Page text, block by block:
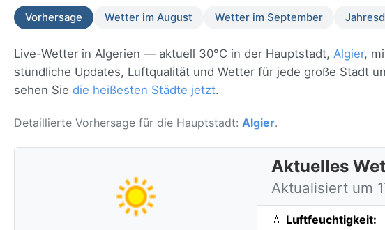
Vorhersage Wetter im August Wetter im September
Live-Wetter in Algerien — aktuell 30°C in der Hauptstadt, Algier,
stündliche Updates, Luftqualität und Wetter für jede große Stadt
sehen Sie die heißesten Städte jetzt.
Detaillierte Vorhersage für die Hauptstadt: Algier.
Aktuelles
Aktualisiert um
💧 Luftfeuchtigkeit: